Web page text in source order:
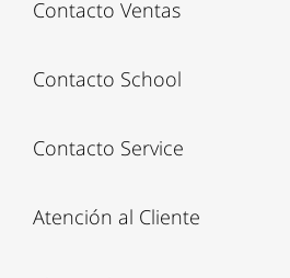
Contacto Ventas
Contacto School
Contacto Service
Atención al Cliente